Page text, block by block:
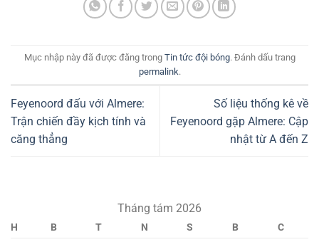
Mục nhập này đã được đăng trong Tin tức đội bóng. Đánh dấu trang
permalink.
Feyenoord đấu với Almere:
Trận chiến đầy kịch tính và
căng thẳng
Số liệu thống kê về
Feyenoord gặp Almere: Cập
nhật từ A đến Z
Tháng tám 2026
H B T N S B
C